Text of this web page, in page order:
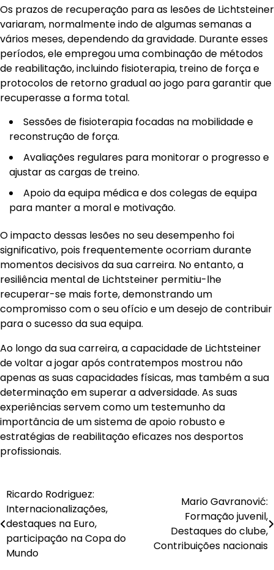
Os prazos de recuperação para as lesões de Lichtsteiner
variaram, normalmente indo de algumas semanas a
vários meses, dependendo da gravidade. Durante esses
períodos, ele empregou uma combinação de métodos
de reabilitação, incluindo fisioterapia, treino de força e
protocolos de retorno gradual ao jogo para garantir que
recuperasse a forma total.
Sessões de fisioterapia focadas na mobilidade e
reconstrução de força.
Avaliações regulares para monitorar o progresso e
ajustar as cargas de treino.
Apoio da equipa médica e dos colegas de equipa
para manter a moral e motivação.
O impacto dessas lesões no seu desempenho foi
significativo, pois frequentemente ocorriam durante
momentos decisivos da sua carreira. No entanto, a
resiliência mental de Lichtsteiner permitiu-lhe
recuperar-se mais forte, demonstrando um
compromisso com o seu ofício e um desejo de contribuir
para o sucesso da sua equipa.
Ao longo da sua carreira, a capacidade de Lichtsteiner
de voltar a jogar após contratempos mostrou não
apenas as suas capacidades físicas, mas também a sua
determinação em superar a adversidade. As suas
experiências servem como um testemunho da
importância de um sistema de apoio robusto e
estratégias de reabilitação eficazes nos desportos
profissionais.
Post
navigation
Ricardo Rodriguez:
Internacionalizações,
destaques na Euro,
participação na Copa do
Mundo
Mario Gavranović:
Formação juvenil,
Destaques do clube,
Contribuições nacionais